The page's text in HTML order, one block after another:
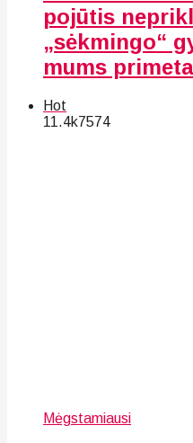
pojūtis
„sėkmingo“
mums
Hot
11.4k7574
Mėgstamiausi